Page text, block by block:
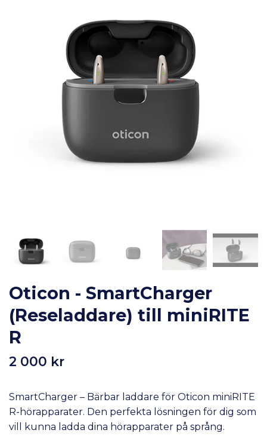
Oticon - SmartCharger
(Reseladdare) till miniRITE
R
2 000 kr
SmartCharger – Bärbar laddare för Oticon miniRITE
R-hörapparater. Den perfekta lösningen för dig som
vill kunna ladda dina hörapparater på språng.